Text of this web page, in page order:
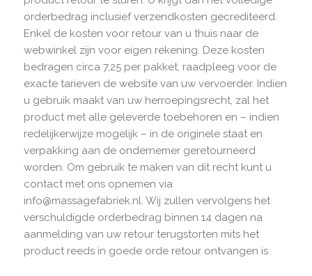
orderbedrag inclusief verzendkosten gecrediteerd.
Enkel de kosten voor retour van u thuis naar de
webwinkel zijn voor eigen rekening. Deze kosten
bedragen circa 7,25 per pakket, raadpleeg voor de
exacte tarieven de website van uw vervoerder. Indien
u gebruik maakt van uw herroepingsrecht, zal het
product met alle geleverde toebehoren en – indien
redelijkerwijze mogelijk – in de originele staat en
verpakking aan de ondernemer geretourneerd
worden. Om gebruik te maken van dit recht kunt u
contact met ons opnemen via
info@massagefabriek.nl. Wij zullen vervolgens het
verschuldigde orderbedrag binnen 14 dagen na
aanmelding van uw retour terugstorten mits het
product reeds in goede orde retour ontvangen is.